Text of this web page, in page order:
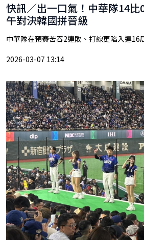
快訊／出一口氣！中華隊14
午對決韓國拼晉級
中華隊在預賽苦吞2連敗、打線更陷入連16
2026-03-07 13:14